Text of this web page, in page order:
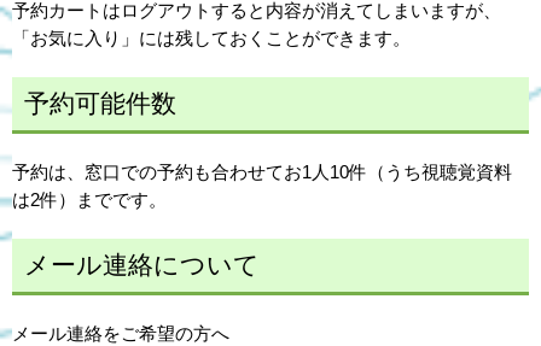
予約カートはログアウトすると内容が消えてしまいますが、
「お気に入り」には残しておくことができます。
予約可能件数
予約は、窓口での予約も合わせてお1人10件（うち視聴覚資料
は2件）までです。
メール連絡について
メール連絡をご希望の方へ